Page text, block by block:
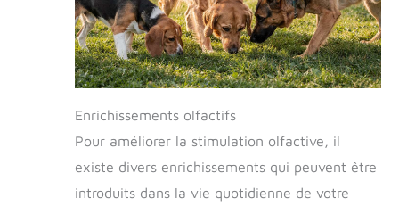
savonneuse. Après la promenade, il suffit de
laver et de suspendre pour sécher. Il sèche
rapidement après lavage et ne pue pas.
【RANGEMENT PARFAIT】Vous pouvez
facilement ranger 𝐥𝐚 𝐥𝐚𝐢𝐬𝐬𝐞 𝐝𝐞 𝐝𝐫𝐞𝐬𝐬𝐚𝐠𝐞 𝐩𝐨𝐮𝐫
rangement portable est respirant pour
Enrichissements olfactifs
Pour améliorer la stimulation olfactive, il
existe divers enrichissements qui peuvent être
introduits dans la vie quotidienne de votre